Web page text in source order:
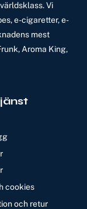
Vi
e-cigaretter, e-
mest
Aroma King,
cookies
och retur